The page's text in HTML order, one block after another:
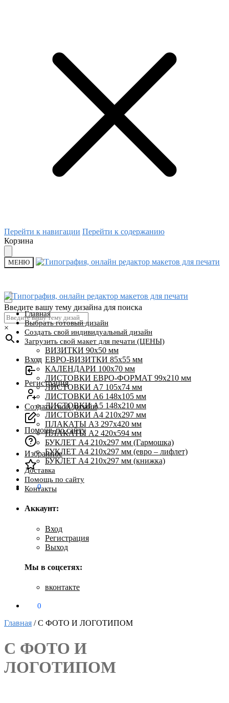
Перейти к навигации Перейти к содержанию
Корзина
МЕНЮ
Введите вашу тему дизайна для поиска
×
Вход
Регистрация
Создать свой дизайн
Помощь по сайту
Избранное
0₽ 0
Главная
Выбрать готовый дизайн
Создать свой индивидуальный дизайн
Загрузить свой макет для печати (ЦЕНЫ)
ВИЗИТКИ 90х50 мм
ЕВРО-ВИЗИТКИ 85х55 мм
КАЛЕНДАРИ 100х70 мм
ЛИСТОВКИ ЕВРО-ФОРМАТ 99х210 мм
ЛИСТОВКИ А7 105х74 мм
ЛИСТОВКИ А6 148х105 мм
ЛИСТОВКИ А5 148х210 мм
ЛИСТОВКИ А4 210х297 мм
ПЛАКАТЫ А3 297х420 мм
ПЛАКАТЫ А2 420х594 мм
БУКЛЕТ А4 210х297 мм (Гармошка)
БУКЛЕТ А4 210х297 мм (евро – лифлет)
БУКЛЕТ А4 210х297 мм (книжка)
Доставка
Помощь по сайту
Контакты
Аккаунт:
Вход
Регистрация
Выход
Мы в соцсетях:
вконтакте
0
Главная /С ФОТО И ЛОГОТИПОМ
С ФОТО И
ЛОГОТИПОМ